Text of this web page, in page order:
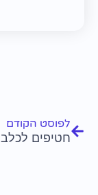
לפוסט הקודם
חטיפים